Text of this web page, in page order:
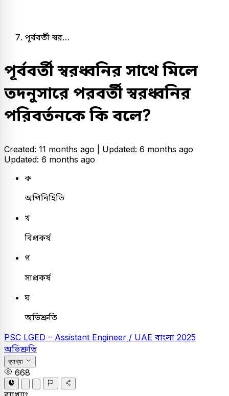
পূর্ববর্তী স্বর…
পূর্ববর্তী স্বরধ্বনির সাথে মিলে
তদনুসারে পরবর্তী স্বরধ্বনির
পরিবর্তনকে কি বলে?
Created: 11 months ago | Updated: 6 months ago
Updated: 6 months ago
ক
অপিনিহিতি
খ
বিপ্রকর্ষ
গ
সাপ্রকর্ষ
ঘ
অভিশ্রুতি
PSC LGED – Assistant Engineer / UAE বাংলা 2025
অভিশ্রুতি
ব্যাখ্যা
668